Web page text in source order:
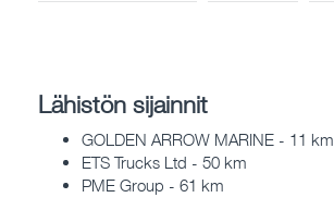
Lähistön sijainnit
GOLDEN ARROW MARINE - 11 km
ETS Trucks Ltd - 50 km
PME Group - 61 km